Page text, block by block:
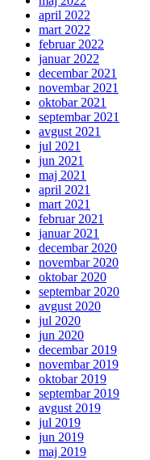
april 2022
mart 2022
februar 2022
januar 2022
decembar 2021
novembar 2021
oktobar 2021
septembar 2021
avgust 2021
jul 2021
jun 2021
maj 2021
april 2021
mart 2021
februar 2021
januar 2021
decembar 2020
novembar 2020
oktobar 2020
septembar 2020
avgust 2020
jul 2020
jun 2020
decembar 2019
novembar 2019
oktobar 2019
septembar 2019
avgust 2019
jul 2019
jun 2019
maj 2019